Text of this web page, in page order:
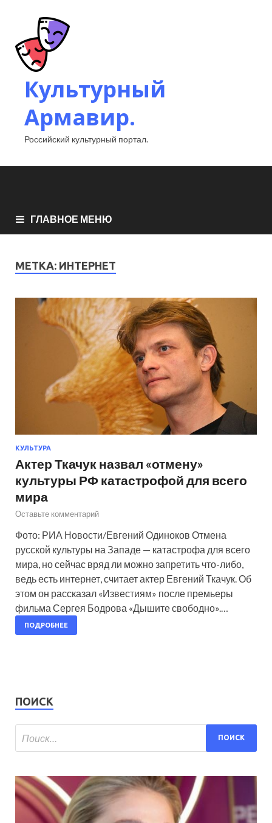
Культурный
Армавир.
Российский культурный портал.
ГЛАВНОЕ МЕНЮ
МЕТКА: ИНТЕРНЕТ
КУЛЬТУРА
Актер Ткачук назвал «отмену»
культуры РФ катастрофой для всего
мира
Оставьте комментарий
Фото: РИА Новости/Евгений Одиноков Отмена
русской культуры на Западе — катастрофа для всего
мира, но сейчас вряд ли можно запретить что-либо,
ведь есть интернет, считает актер Евгений Ткачук. Об
этом он рассказал «Известиям» после премьеры
фильма Сергея Бодрова «Дышите свободно».…
ПОДРОБНЕЕ
ПОИСК